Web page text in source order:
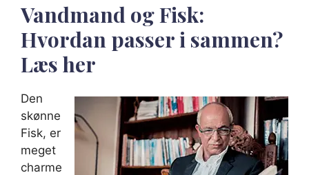
Vandmand og Fisk:
Hvordan passer i sammen?
Læs her
Den
skønne
Fisk, er
meget
charme